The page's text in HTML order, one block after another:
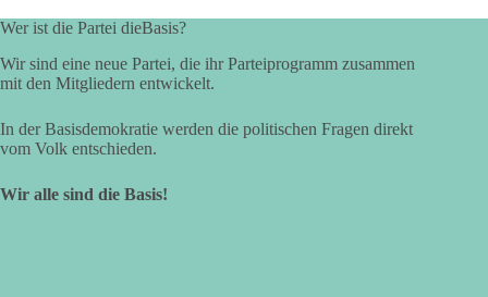
Wer ist die Partei dieBasis?
Wir sind eine neue Partei, die ihr Parteiprogramm zusammen
mit den Mitgliedern entwickelt.
In der Basisdemokratie werden die politischen Fragen direkt
vom Volk entschieden.
Wir alle sind die Basis!